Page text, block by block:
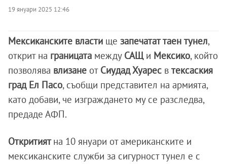
19 януари 2025 12:46
Мексиканските власти ще запечатат таен тунел,
открит на границата между САЩ и Мексико, който
позволява влизане от Сиудад Хуарес в тексаския
град Ел Пасо, съобщи представител на армията,
като добави, че изграждането му се разследва,
предаде АФП.
Откритиятна 10 януари от американските и
мексиканските служби за сигурност тунел е с